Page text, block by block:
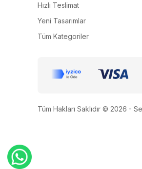
Hızlı Teslimat
Yeni Tasarımlar
Tüm Kategoriler
Tüm Hakları Saklıdır © 2026 -